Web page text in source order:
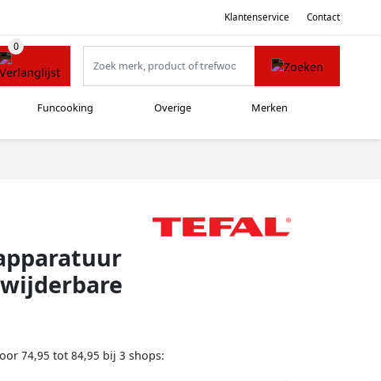
Klantenservice Contact
Funcooking Overige Merken
74,95 tot 84,95 bij 3 shops: